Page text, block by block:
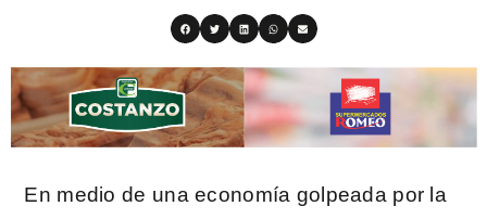
En medio de una economía golpeada por la